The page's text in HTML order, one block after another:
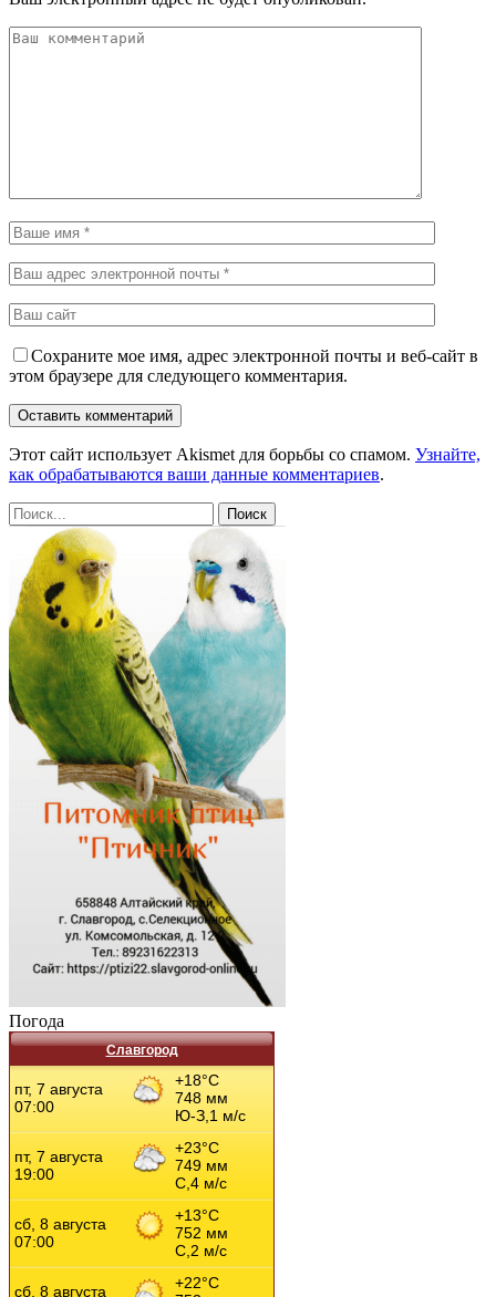
Сохраните мое имя, адрес электронной почты и веб-сайт в
этом браузере для следующего комментария.
Этот сайт использует Akismet для борьбы со спамом. Узнайте,
как обрабатываются ваши данные комментариев.
Погода
Славгород